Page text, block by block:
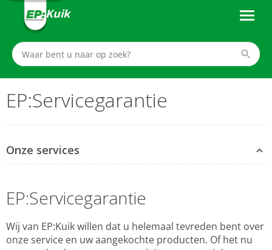
Kuik
EP:Servicegarantie
Onze services
EP:Servicegarantie
Wij van EP:Kuik willen dat u helemaal tevreden bent over
onze service en uw aangekochte producten. Of het nu